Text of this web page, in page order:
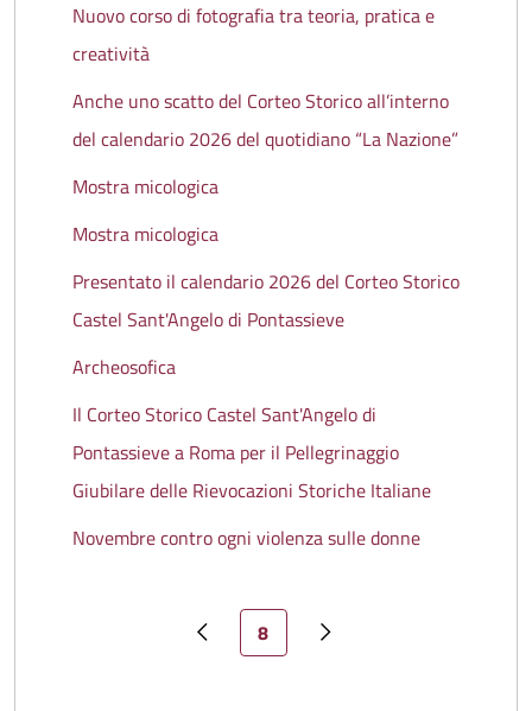
Nuovo corso di fotografia tra teoria, pratica e
creatività
Anche uno scatto del Corteo Storico all’interno
del calendario 2026 del quotidiano “La Nazione”
Mostra micologica
Mostra micologica
Presentato il calendario 2026 del Corteo Storico
Castel Sant'Angelo di Pontassieve
Archeosofica
Il Corteo Storico Castel Sant'Angelo di
Pontassieve a Roma per il Pellegrinaggio
Giubilare delle Rievocazioni Storiche Italiane
Novembre contro ogni violenza sulle donne
Pagina precedente
Pagina attuale
8 Pagina successiva